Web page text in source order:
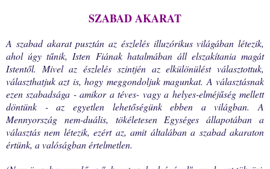
SZABAD AKARAT
A szabad akarat pusztán az észlelés illuzórikus világában létezik,
ahol úgy tűnik, Isten Fiának hatalmában áll elszakítania magát
Istentől. Mivel az észlelés szintjén az elkülönülést választottuk,
választhatjuk azt is, hogy meggondoljuk magunkat. A választásnak
ezen szabadsága - amikor a téves- vagy a helyes-elméjűség mellett
döntünk - az egyetlen lehetőségünk ebben a világban. A
Mennyország nem-duális, tökéletesen Egységes állapotában a
választás nem létezik, ezért az, amit általában a szabad akaraton
értünk, a valóságban értelmetlen.